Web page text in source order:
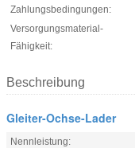
Zahlungsbedingungen:
Versorgungsmaterial-
Fähigkeit:
Beschreibung
Gleiter-Ochse-Lader
Nennleistung: